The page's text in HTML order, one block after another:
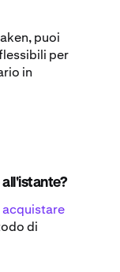
puoi
per
in
acquistare
di